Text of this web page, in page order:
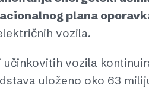
plana
vozila.
vozila
uloženo oko 63